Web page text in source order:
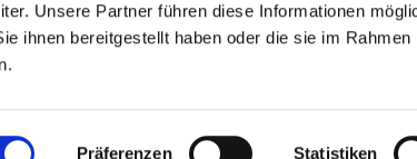
Unsere Partner führen diese Informationen
ihnen bereitgestellt haben oder die sie im
Präferenzen Statistiken